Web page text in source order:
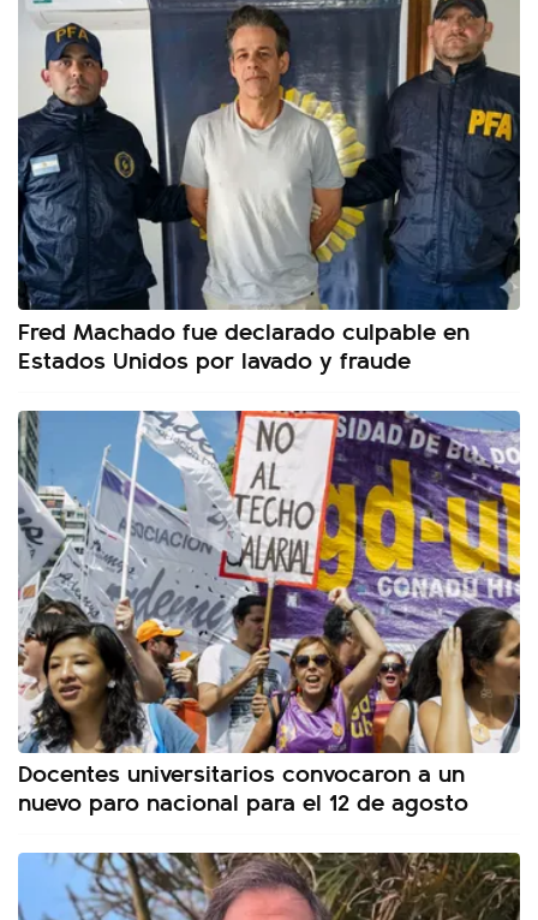
Fred Machado fue declarado culpable en
Estados Unidos por lavado y fraude
Docentes universitarios convocaron a un
nuevo paro nacional para el 12 de agosto